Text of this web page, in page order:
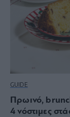
GUIDE
Πρωινό,
4 νόστιμες